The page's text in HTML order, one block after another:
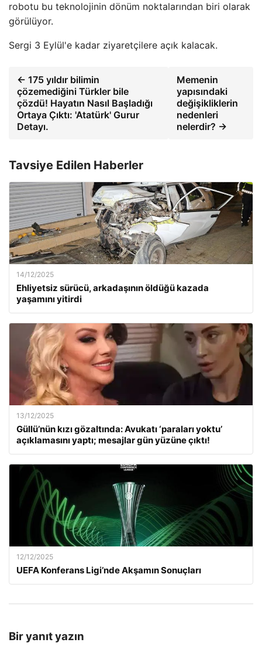
robotu bu teknolojinin dönüm noktalarından biri olarak
görülüyor.
Sergi 3 Eylül'e kadar ziyaretçilere açık kalacak.
← 175 yıldır bilimin
çözemediğini Türkler bile
çözdü! Hayatın Nasıl Başladığı
Ortaya Çıktı: 'Atatürk' Gurur
Detayı.
Memenin
yapısındaki
değişikliklerin
nedenleri
nelerdir? →
Tavsiye Edilen Haberler
14/12/2025
Ehliyetsiz sürücü, arkadaşının öldüğü kazada
yaşamını yitirdi
13/12/2025
Güllü’nün kızı gözaltında: Avukatı ‘paraları yoktu’
açıklamasını yaptı; mesajlar gün yüzüne çıktı!
12/12/2025
UEFA Konferans Ligi’nde Akşamın Sonuçları
Bir yanıt yazın